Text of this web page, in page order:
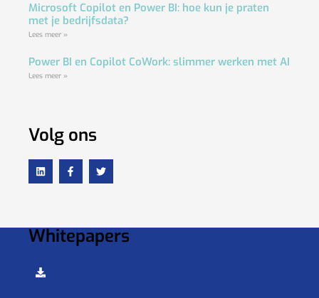
Microsoft Copilot en Power BI: hoe kun je praten
met je bedrijfsdata?
Lees meer »
Power BI en Copilot CoWork: slimmer werken met AI
Lees meer »
Volg ons
Whitepapers